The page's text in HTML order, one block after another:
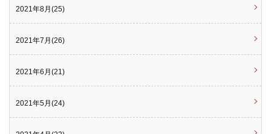
2021年8月(25)
2021年7月(26)
2021年6月(21)
2021年5月(24)